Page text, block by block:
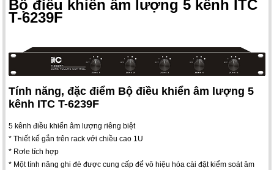
Bộ điều khiển âm lượng 5 kênh ITC
T-6239F
Tính năng, đặc điểm Bộ điều khiển âm lượng 5
kênh ITC T-6239F
5 kênh điều khiển âm lượng riêng biệt
* Thiết kế gắn trên rack với chiều cao 1U
* Rơle tích hợp
* Một tính năng ghi đè được cung cấp để vô hiệu hóa cài đặt kiểm soát âm